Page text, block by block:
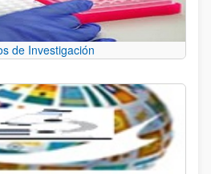
de Investigación